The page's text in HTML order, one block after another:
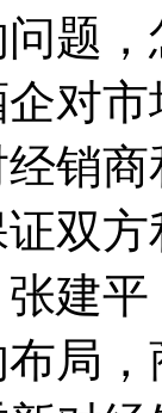
题
对
销
双
建
局